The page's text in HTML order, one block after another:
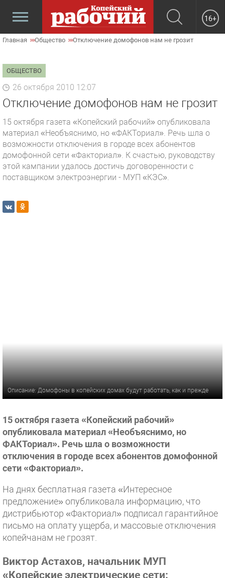
16+
Главная Общество Отключение домофонов нам не грозит
ОБЩЕСТВО
26 октября 2010 12:07
Отключение домофонов нам не грозит
15 октября газета «Копейский рабочий» опубликовала
материал «Необъяснимо, но «ФАКТориал». Речь шла о
возможности отключения в городе всех абонентов
домофонной сети «Факториал». К счастью, руководству
этой кампании удалось достичь договоренности с
поставщиком электроэнергии - МУП «КЭС».
Описание: Домофоны в копейских домах будут работать, как и прежде
15 октября газета «Копейский рабочий»
опубликовала материал «Необъяснимо, но
ФАКТориал». Речь шла о возможности
отключения в городе всех абонентов домофонной
сети «Факториал».
На днях бесплатная газета «Интересное
предложение» опубликовала информацию, что
дистрибьютор «Факториал» подписал гарантийное
письмо на оплату ущерба, и массовые отключения
копейчанам не грозят.
Виктор Астахов, начальник МУП
«Копейские электрические сети: